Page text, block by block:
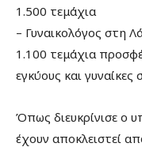
1.500 τεμάχια
– Γυναικολόγος στη
1.100 τεμάχια
εγκύους και
Όπως διευκρίνισε ο
έχουν αποκλειστεί